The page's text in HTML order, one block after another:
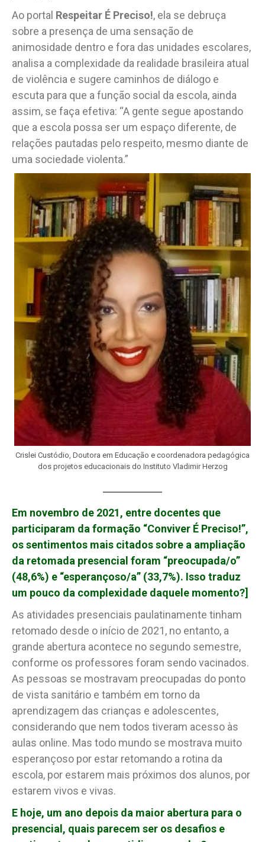
Ao portal Respeitar É Preciso!, ela se debruça
sobre a presença de uma sensação de
animosidade dentro e fora das unidades escolares,
analisa a complexidade da realidade brasileira atual
de violência e sugere caminhos de diálogo e
escuta para que a função social da escola, ainda
assim, se faça efetiva: “A gente segue apostando
que a escola possa ser um espaço diferente, de
relações pautadas pelo respeito, mesmo diante de
uma sociedade violenta.”
Crislei Custódio, Doutora em Educação e coordenadora pedagógica
dos projetos educacionais do Instituto Vladimir Herzog
Em novembro de 2021, entre docentes que
participaram da formação “Conviver É Preciso!”,
os sentimentos mais citados sobre a ampliação
da retomada presencial foram “preocupada/o”
(48,6%) e “esperançoso/a” (33,7%). Isso traduz
um pouco da complexidade daquele momento?]
As atividades presenciais paulatinamente tinham
retomado desde o início de 2021, no entanto, a
grande abertura acontece no segundo semestre,
conforme os professores foram sendo vacinados.
As pessoas se mostravam preocupadas do ponto
de vista sanitário e também em torno da
aprendizagem das crianças e adolescentes,
considerando que nem todos tiveram acesso às
aulas online. Mas todo mundo se mostrava muito
esperançoso por estar retomando a rotina da
escola, por estarem mais próximos dos alunos, por
estarem vivos e vivas.
E hoje, um ano depois da maior abertura para o
presencial, quais parecem ser os desafios e